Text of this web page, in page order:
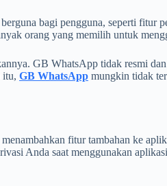
bagi pengguna, seperti fitur
orang yang memilih untuk
GB WhatsApp tidak resmi
itu, GB WhatsApp mungkin tidak
fitur tambahan ke
Anda saat menggunakan